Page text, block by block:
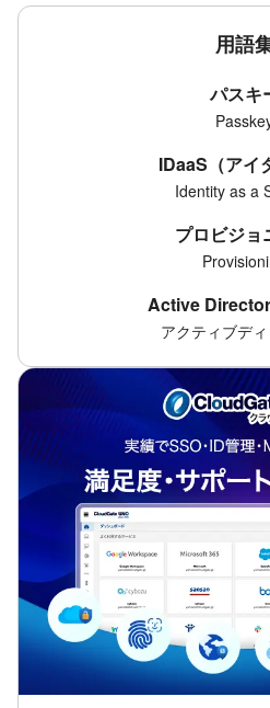
用語
パスキ
IDaaS（アイ
Identity as a
プロビジョ
Active
アクティブデ